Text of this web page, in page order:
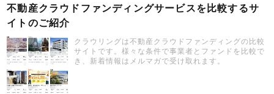
不動産クラウドファンディングサービスを比較するサ
イトのご紹介
クラウリングは不動産クラウドファンディングの比較
サイトです。様々な条件で事業者とファンドを比較で
き、新着情報はメルマガで受け取れます。